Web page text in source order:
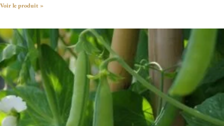
Voir le produit »